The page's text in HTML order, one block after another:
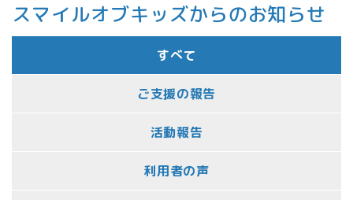
スマイルオブキッズからのお知らせ
すべて
ご支援の報告
活動報告
利用者の声